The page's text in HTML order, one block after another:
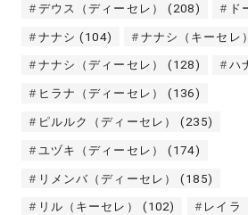
デウス（ディーセレ） (208) ド
ナナシ (104) ナナシ（キーセレ）
ナナシ（ディーセレ） (128) ハ
ヒラナ（ディーセレ） (136)
ピルルク（ディーセレ） (235)
ユヅキ（ディーセレ） (174)
リメンバ（ディーセレ） (185)
リル（キーセレ） (102) レイラ